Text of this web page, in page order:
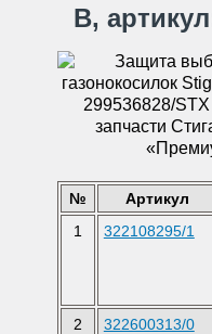
B,
№ Артикул
1
322108295/1
2
322600313/0